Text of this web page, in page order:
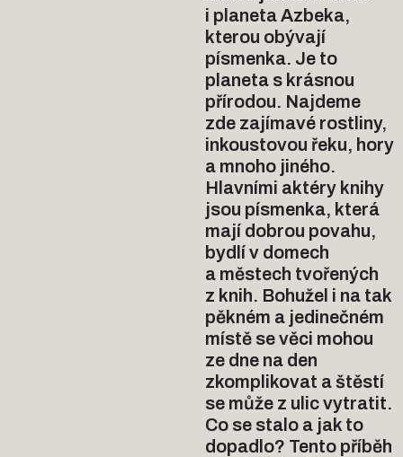
i planeta Azbeka,
kterou obývají
písmenka. Je to
planeta s krásnou
přírodou. Najdeme
zde zajímavé rostliny,
inkoustovou řeku, hory
a mnoho jiného.
Hlavními aktéry knihy
jsou písmenka, která
mají dobrou povahu,
bydlí v domech
a městech tvořených
z knih. Bohužel i na tak
pěkném a jedinečném
místě se věci mohou
ze dne na den
zkomplikovat a štěstí
se může z ulic vytratit.
Co se stalo a jak to
dopadlo? Tento příběh